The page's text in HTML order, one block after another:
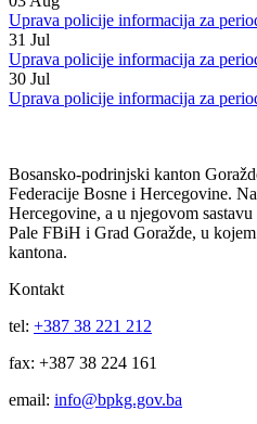
04Aug
Uprava policije informacija za
03Aug
Uprava policije informacija za
31 Jul